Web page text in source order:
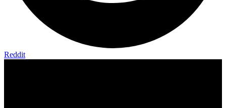
Reddit